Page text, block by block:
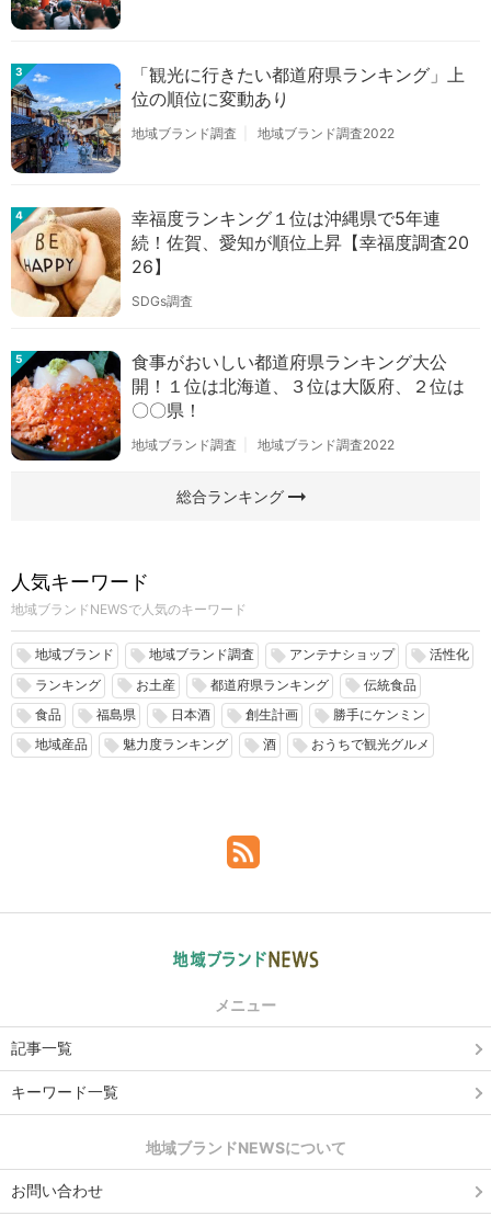
3
「観光に行きたい都道府県ランキング」上
位の順位に変動あり
地域ブランド調査 地域ブランド調査2022
4
幸福度ランキング１位は沖縄県で5年連
続！佐賀、愛知が順位上昇【幸福度調査20
26】
SDGs調査
5
食事がおいしい都道府県ランキング大公
開！１位は北海道、３位は大阪府、２位は
〇〇県！
地域ブランド調査 地域ブランド調査2022
総合ランキングarrow_right_alt
人気キーワード
地域ブランドNEWSで人気のキーワード
local_offer 地域ブランド local_offer 地域ブランド調査 local_offer アンテナショップ local_offer 活性化
local_offer ランキング local_offer お土産 local_offer 都道府県ランキング local_offer 伝統食品
local_offer 食品 local_offer 福島県 local_offer 日本酒 local_offer 創生計画 local_offer 勝手にケンミン
local_offer 地域産品 local_offer 魅力度ランキング local_offer 酒 local_offer おうちで観光グルメ
メニュー
記事一覧
キーワード一覧
地域ブランドNEWSについて
お問い合わせ